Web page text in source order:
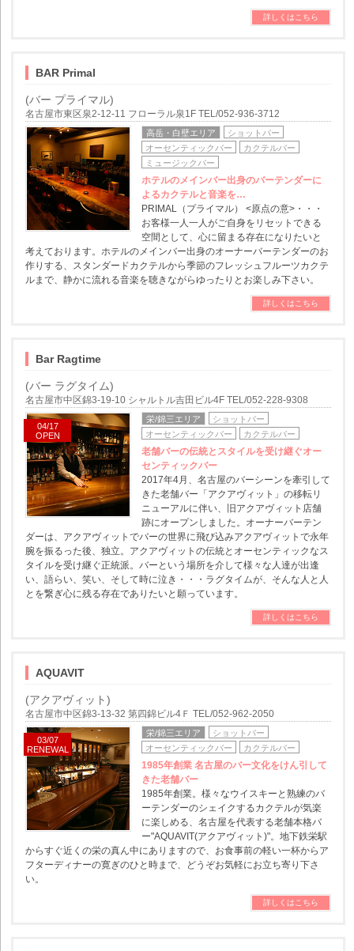
詳しくはこちら
BAR Primal
(バー プライマル)
名古屋市東区泉2-12-11 フローラル泉1F TEL/052-936-3712
高岳・白壁エリア
ショットバー
オーセンティックバー
カクテルバー
ミュージックバー
ホテルのメインバー出身のバーテンダーに
よるカクテルと音楽を…
PRIMAL（プライマル） <原点の意>・・・
お客様一人一人がご自身をリセットできる
空間として、心に留まる存在になりたいと
考えております。ホテルのメインバー出身のオーナーバーテンダーのお
作りする、スタンダードカクテルから季節のフレッシュフルーツカクテ
ルまで、静かに流れる音楽を聴きながらゆったりとお楽しみ下さい。
詳しくはこちら
Bar Ragtime
(バー ラグタイム)
名古屋市中区錦3-19-10 シャルトル吉田ビル4F TEL/052-228-9308
04/17
OPEN
栄/錦三エリア
ショットバー
オーセンティックバー
カクテルバー
老舗バーの伝統とスタイルを受け継ぐオー
センティックバー
2017年4月、名古屋のバーシーンを牽引して
きた老舗バー「アクアヴィット」の移転リ
ニューアルに伴い、旧アクアヴィット店舗
跡にオープンしました。オーナーバーテン
ダーは、アクアヴィットでバーの世界に飛び込みアクアヴィットで永年
腕を振るった後、独立。アクアヴィットの伝統とオーセンティックなス
タイルを受け継ぐ正統派。バーという場所を介して様々な人達が出逢
い、語らい、笑い、そして時に泣き・・・ラグタイムが、そんな人と人
とを繋ぎ心に残る存在でありたいと願っています。
詳しくはこちら
AQUAVIT
(アクアヴィット)
名古屋市中区錦3-13-32 第四錦ビル4Ｆ TEL/052-962-2050
03/07
RENEWAL
栄/錦三エリア
ショットバー
オーセンティックバー
カクテルバー
1985年創業 名古屋のバー文化をけん引して
きた老舗バー
1985年創業。様々なウイスキーと熟練のバ
ーテンダーのシェイクするカクテルが気楽
に楽しめる、名古屋を代表する老舗本格バ
ー"AQUAVIT(アクアヴィット)"。地下鉄栄駅
からすぐ近くの栄の真ん中にありますので、お食事前の軽い一杯からア
フターディナーの寛ぎのひと時まで、どうぞお気軽にお立ち寄り下さ
い。
詳しくはこちら